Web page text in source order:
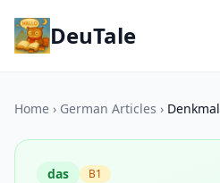
DeuTale
Home › German Articles › Denkmal
das B1